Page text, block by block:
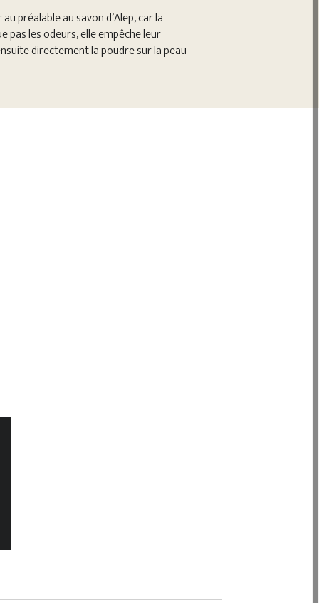
préalable au savon d’Alep, car la
pas les odeurs, elle empêche leur
directement la poudre sur la peau